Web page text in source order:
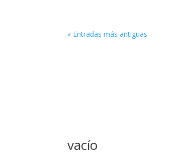
« Entradas más antiguas
vacío